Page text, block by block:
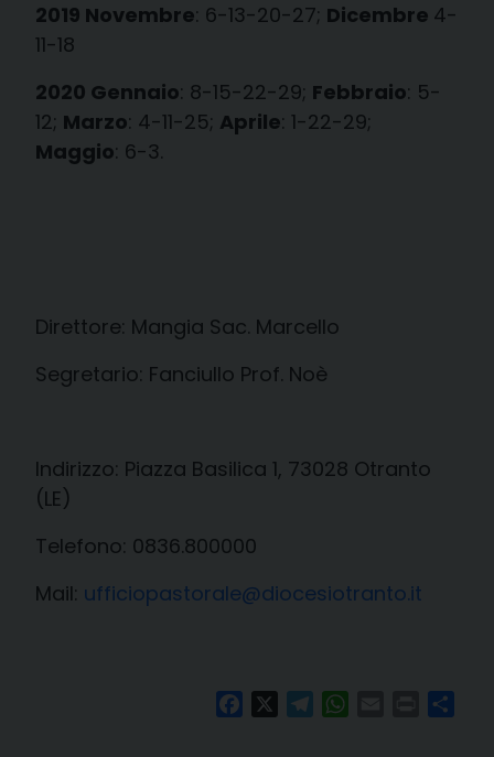
2019 Novembre: 6-13-20-27; Dicembre 4-
11-18
2020 Gennaio: 8-15-22-29; Febbraio: 5-
12; Marzo: 4-11-25; Aprile: 1-22-29;
Maggio: 6-3.
Direttore: Mangia Sac. Marcello
Segretario: Fanciullo Prof. Noè
Indirizzo: Piazza Basilica 1, 73028 Otranto
(LE)
Telefono: 0836.800000
Mail: ufficiopastorale@diocesiotranto.it
FacebookTelegramWhatsAppPrint